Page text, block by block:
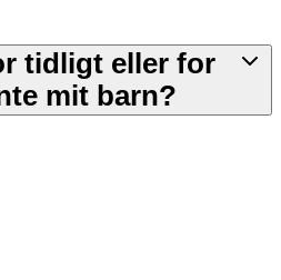
tidligt eller for
mit barn?